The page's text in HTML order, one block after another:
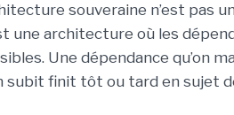
souveraine n’est pas
une architecture où les
Une dépendance qu’on
subit finit tôt ou tard en sujet